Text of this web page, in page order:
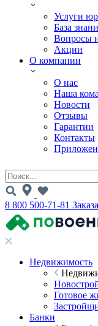
Услуги
База
Вопросы
Акции
О компании
О нас
Наша
Новости
Отзывы
Гарантии
Контакты
8 800 500-71-81
Недвижимость
Готовое
Банки